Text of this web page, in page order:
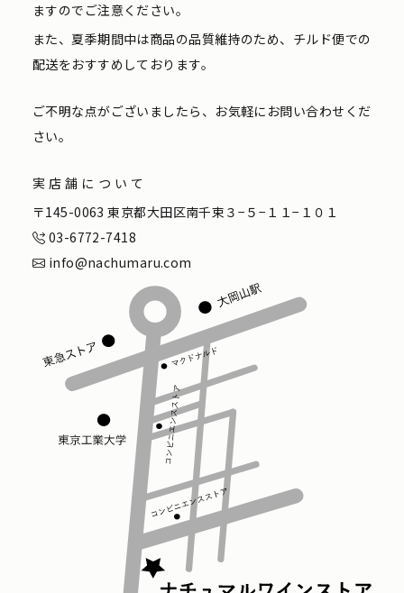
ますのでご注意ください。
また、夏季期間中は商品の品質維持のため、チルド便での
配送をおすすめしております。
ご不明な点がございましたら、お気軽にお問い合わせくだ
さい。
実店舗について
〒145-0063 東京都大田区南千束３−５−１１−１０１
03-6772-7418
info@nachumaru.com